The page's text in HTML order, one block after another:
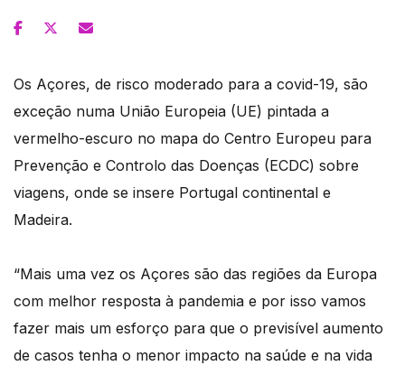
Os Açores, de risco moderado para a covid-19, são
exceção numa União Europeia (UE) pintada a
vermelho-escuro no mapa do Centro Europeu para
Prevenção e Controlo das Doenças (ECDC) sobre
viagens, onde se insere Portugal continental e
Madeira.
“Mais uma vez os Açores são das regiões da Europa
com melhor resposta à pandemia e por isso vamos
fazer mais um esforço para que o previsível aumento
de casos tenha o menor impacto na saúde e na vida